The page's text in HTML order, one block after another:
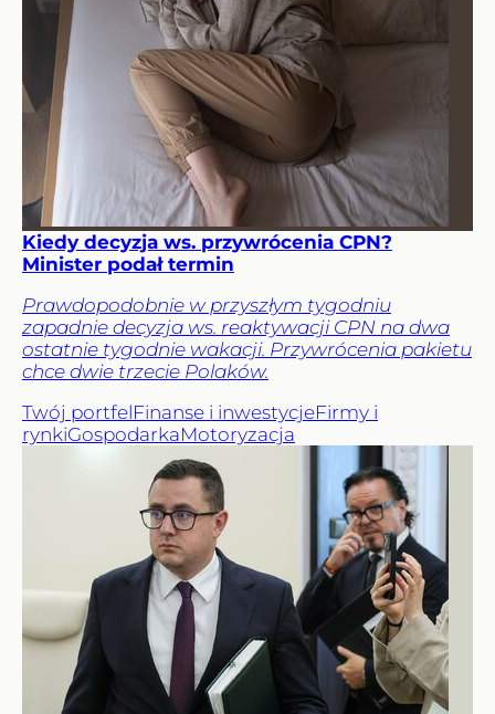
Kiedy decyzja ws. przywrócenia CPN?
Minister podał termin
Prawdopodobnie w przyszłym tygodniu
zapadnie decyzja ws. reaktywacji CPN na dwa
ostatnie tygodnie wakacji. Przywrócenia pakietu
chce dwie trzecie Polaków.
Twój portfelFinanse i inwestycjeFirmy i
rynkiGospodarkaMotoryzacja